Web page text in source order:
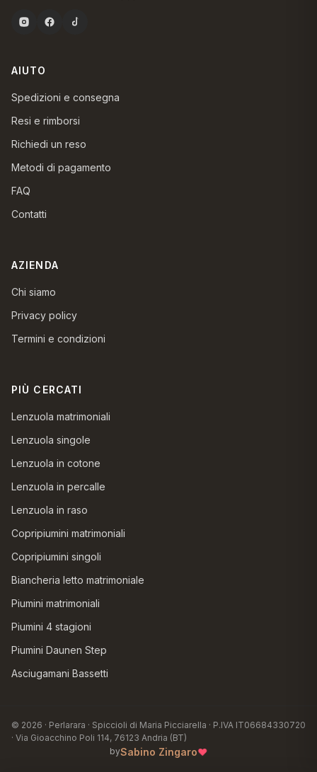
AIUTO
Spedizioni e consegna
Resi e rimborsi
Richiedi un reso
Metodi di pagamento
FAQ
Contatti
AZIENDA
Chi siamo
Privacy policy
Termini e condizioni
PIÙ CERCATI
Lenzuola matrimoniali
Lenzuola singole
Lenzuola in cotone
Lenzuola in percalle
Lenzuola in raso
Copripiumini matrimoniali
Copripiumini singoli
Biancheria letto matrimoniale
Piumini matrimoniali
Piumini 4 stagioni
Piumini Daunen Step
Asciugamani Bassetti
© 2026 · Perlarara · Spiccioli di Maria Picciarella · P.IVA IT06684330720
· Via Gioacchino Poli 114, 76123 Andria (BT)
bySabino Zingaro♥